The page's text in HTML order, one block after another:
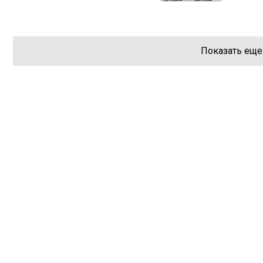
Показать